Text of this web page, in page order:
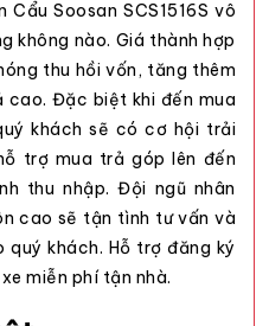
Soosan SCS1516S vô
không nào. Giá thành hợp
thu hồi vốn, tăng thêm
cao. Đặc biệt khi đến mua
khách sẽ có cơ hội trải
trợ mua trả góp lên đến
thu nhập. Đội ngũ nhân
cao sẽ tận tình tư vấn và
khách. Hỗ trợ đăng ký
miễn phí tận nhà.